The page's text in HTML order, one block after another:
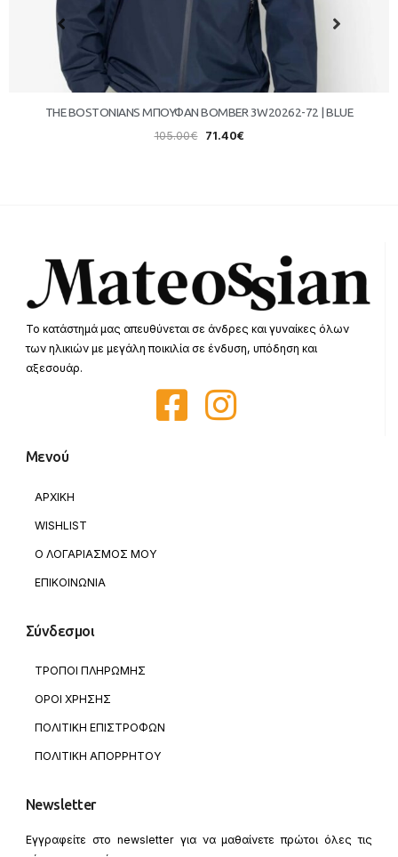
THE BOSTONIANS ΜΠΟΥΦΑΝ BOMBER 3W20262-72 | BLUE
105.00€ 71.40€
Το κατάστημά μας απευθύνεται σε άνδρες και γυναίκες όλων
των ηλικιών με μεγάλη ποικιλία σε ένδυση, υπόδηση και
αξεσουάρ.
Μενού
ΑΡΧΙΚΗ
WISHLIST
Ο ΛΟΓΑΡΙΑΣΜΟΣ ΜΟΥ
ΕΠΙΚΟΙΝΩΝΙΑ
Σύνδεσμοι
ΤΡΟΠΟΙ ΠΛΗΡΩΜΗΣ
ΟΡΟΙ ΧΡΗΣΗΣ
ΠΟΛΙΤΙΚΗ ΕΠΙΣΤΡΟΦΩΝ
ΠΟΛΙΤΙΚΗ ΑΠΟΡΡΗΤΟΥ
Newsletter
Εγγραφείτε στο newsletter για να μαθαίνετε πρώτοι όλες τις